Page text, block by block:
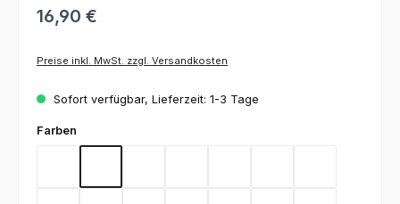
16,90 €
Preise inkl. MwSt. zzgl. Versandkosten
Sofort verfügbar, Lieferzeit: 1-3 Tage
Farben